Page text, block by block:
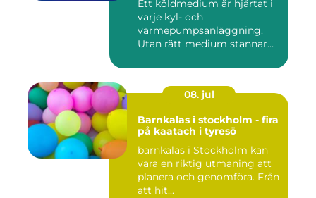
Ett köldmedium är hjärtat i
varje kyl- och
värmepumpsanläggning.
Utan rätt medium stannar
08. jul
Barnkalas i stockholm - fira
på kaatach i tyresö
barnkalas i Stockholm kan
vara en riktig utmaning att
planera och genomföra. Från
att hit...